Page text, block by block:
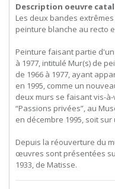
Description oeuvre
Les deux bandes
peinture blanche au recto
Peinture faisant partie
à 1977, intitulé Mur(s) de
de 1966 à 1977, ayant
en 1995, comme un
deux murs se faisant vis-à-
“Passions privées”, au
en décembre 1995, soit sur
Depuis la réouverture du
œuvres sont présentées
1933, de Matisse.